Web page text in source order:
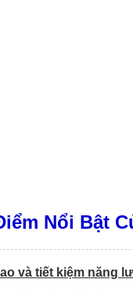
Nổi Bật
và tiết kiệm năng